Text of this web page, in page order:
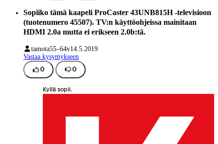
Sopiiko tämä kaapeli ProCaster 43UNB815H -televisioon
(tuotenumero 45507). TV:n käyttöohjeissa mainitaan
HDMI 2.0a mutta ei erikseen 2.0b:tä.
tamota55–64v14.5.2019
Vastaa kysymykseen
0 0
Kyllä sopii.